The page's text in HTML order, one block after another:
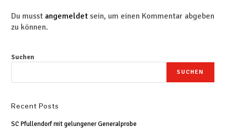
Du musst angemeldet sein, um einen Kommentar abgeben
zu können.
Suchen
SUCHEN
Recent Posts
SC Pfullendorf mit gelungener Generalprobe